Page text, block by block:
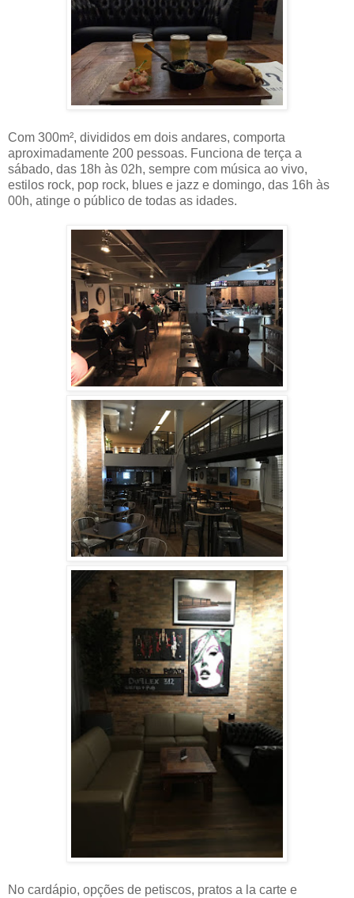
Com 300m², divididos em dois andares, comporta
aproximadamente 200 pessoas. Funciona de terça a
sábado, das 18h às 02h, sempre com música ao vivo,
estilos rock, pop rock, blues e jazz e domingo, das 16h às
00h, atinge o público de todas as idades.
No cardápio, opções de petiscos, pratos a la carte e